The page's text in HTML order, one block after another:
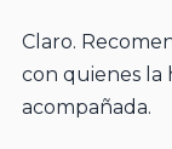
Claro.
con quienes la
acompañada.